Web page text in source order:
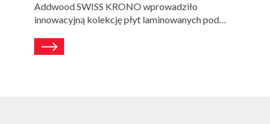
Addwood SWISS KRONO wprowadziło
innowacyjną kolekcję płyt laminowanych pod…